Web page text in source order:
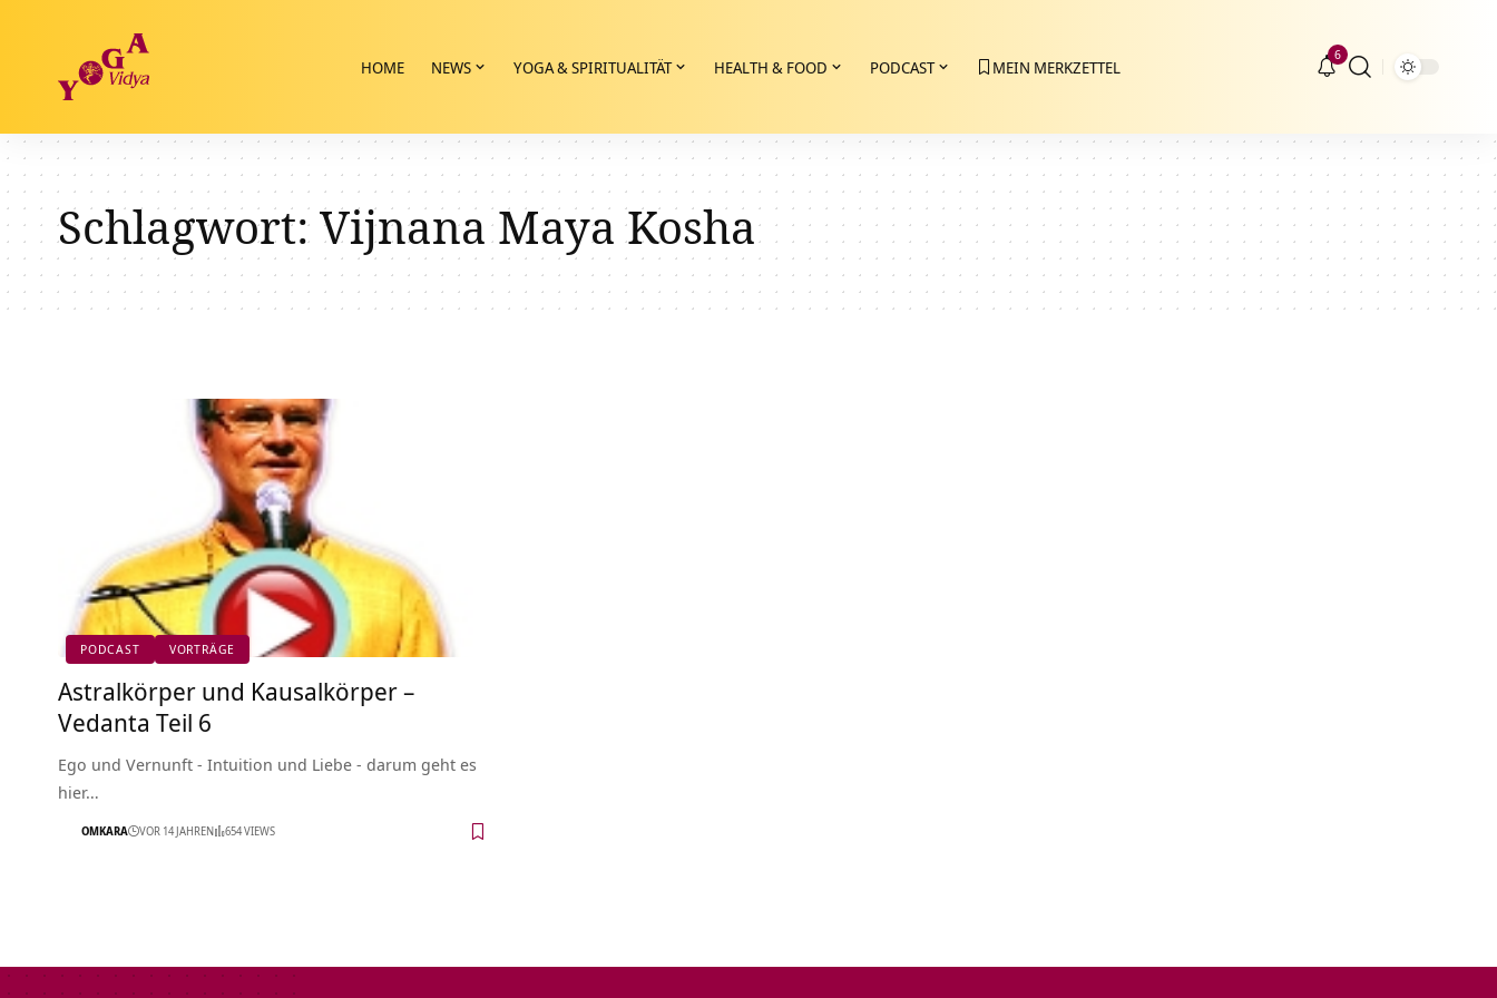
HOME NEWS YOGA & SPIRITUALITÄT HEALTH & FOOD PODCAST MEIN MERKZETTEL
6
Schlagwort:Vijnana Maya Kosha
PODCAST VORTRÄGE
Astralkörper und Kausalkörper –
Vedanta Teil 6
Ego und Vernunft - Intuition und Liebe - darum geht es
hier…
OMKARA VOR 14 JAHREN 654 VIEWS